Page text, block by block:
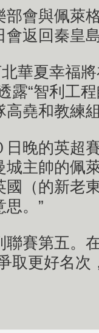
會與佩萊
會返回秦皇
華夏幸福將
露“智利工
高堯和教練
晚的英超
主帥的佩
國（的新老
。”
賽第五。
取更好名次